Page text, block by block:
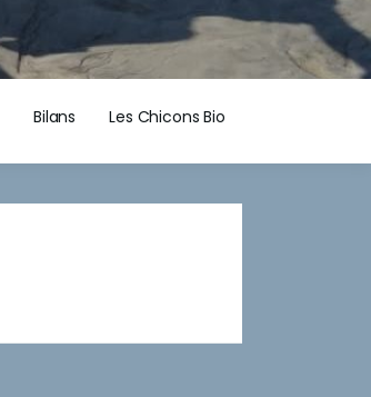
Bilans Les Chicons Bio